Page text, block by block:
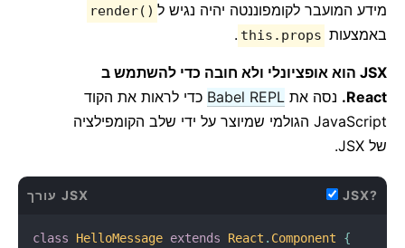
מידע המועבר לקומפוננטה יהיה נגיש ל render()
באמצעות this.props
.
JSX הוא אופציונלי ולא חובה כדי להשתמש ב
React. נסה את Babel REPL כדי לראות את הקוד
JavaScript הגולמי שמיוצר על ידי שלב הקומפילציה
של JSX.
עורך JSX JSX?
class HelloMessage extends React . Component
{